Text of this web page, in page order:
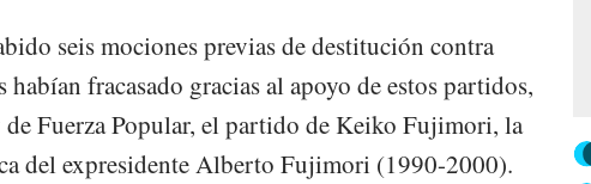
seis mociones previas de destitución contra
fracasado gracias al apoyo de estos partidos,
Fuerza Popular, el partido de Keiko Fujimori, la
del expresidente Alberto Fujimori (1990-2000).